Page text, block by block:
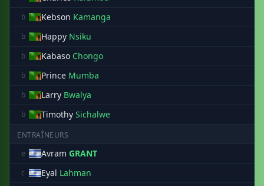
b Kebson Kamanga
b Happy Nsiku
b Kabaso Chongo
b Prince Mumba
b Larry Bwalya
b Timothy Sichalwe
ENTRAÎNEURS
e
Avram GRANT
c Eyal Lahman